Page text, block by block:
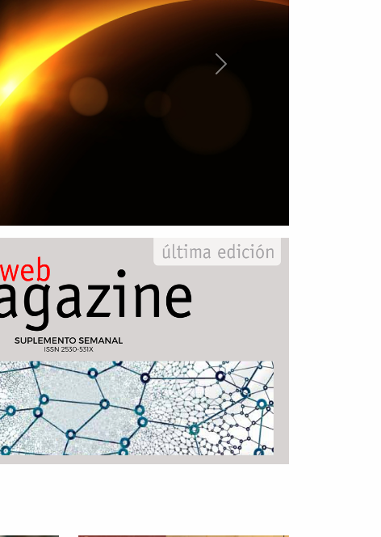
Siguiente